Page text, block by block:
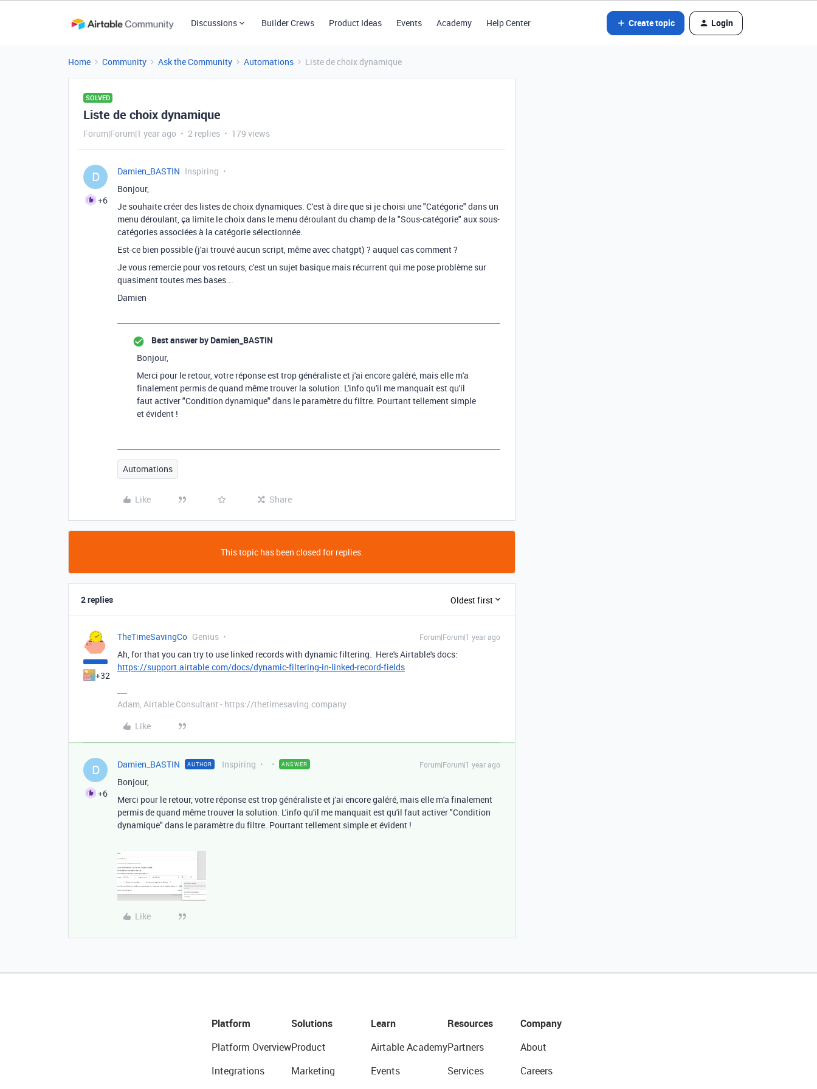
Discussions Builder Crews Product Ideas Events Academy Help Center Create topic Login
Home Community Ask the Community Automations Liste de choix dynamique
SOLVED
Liste de choix dynamique
Forum|Forum|1 year ago 2 replies 179 views
D
+6
Damien_BASTIN Inspiring
Bonjour,
Je souhaite créer des listes de choix dynamiques. C'est à dire que si je choisi une "Catégorie" dans un
menu déroulant, ça limite le choix dans le menu déroulant du champ de la "Sous-catégorie" aux sous-
catégories associées à la catégorie sélectionnée.
Est-ce bien possible (j'ai trouvé aucun script, même avec chatgpt) ? auquel cas comment ?
Je vous remercie pour vos retours, c'est un sujet basique mais récurrent qui me pose problème sur
quasiment toutes mes bases...
Damien
Best answer by Damien_BASTIN
Bonjour,
Merci pour le retour, votre réponse est trop généraliste et j'ai encore galéré, mais elle m'a
finalement permis de quand même trouver la solution. L'info qu'il me manquait est qu'il
faut activer "Condition dynamique" dans le paramètre du filtre. Pourtant tellement simple
et évident !
Automations
Like Share
This topic has been closed for replies.
2 replies Oldest first
+32
TheTimeSavingCo Genius Forum|Forum|1 year ago
Ah, for that you can try to use linked records with dynamic filtering. Here's Airtable's docs:
https://support.airtable.com/docs/dynamic-filtering-in-linked-record-fields
Adam, Airtable Consultant - https://thetimesaving.company
Like
D
+6
Damien_BASTIN AUTHOR Inspiring ANSWER Forum|Forum|1 year ago
Bonjour,
Merci pour le retour, votre réponse est trop généraliste et j'ai encore galéré, mais elle m'a finalement
permis de quand même trouver la solution. L'info qu'il me manquait est qu'il faut activer "Condition
dynamique" dans le paramètre du filtre. Pourtant tellement simple et évident !
Like
Platform
Platform Overview
Integrations
Solutions
Product
Marketing
Learn
Airtable Academy
Events
Resources
Partners
Services
Company
About
Careers